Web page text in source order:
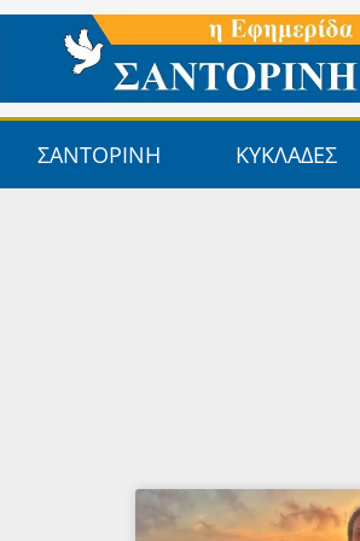
Μετάβαση
περιεχόμενο
ΣΑΝΤΟΡΙΝΗ ΚΥΚΛΑΔΕΣ